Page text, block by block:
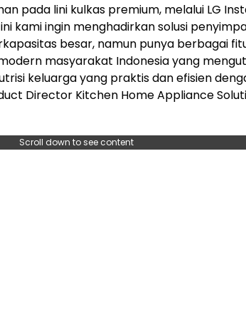
pada lini kulkas premium, melalui LG
kami ingin menghadirkan solusi
besar, namun punya berbagai
masyarakat Indonesia yang
keluarga yang praktis dan efisien
Director Kitchen Home Appliance
Scroll down to see content